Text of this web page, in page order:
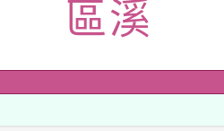
作坊新北場」
19疫苗接
擴大為「滿6
部水利署委託
究院辦理「
22日(星期六
區溪